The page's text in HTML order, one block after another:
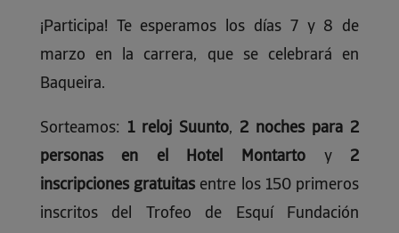
¡Participa! Te esperamos los días 7 y 8 de
marzo en la carrera,
que se celebrará en
Baqueira.
Sorteamos: 1 reloj Suunto, 2 noches para 2
personas en el Hotel Montarto y 2
inscripciones gratuitas entre los 150 primeros
inscritos del Trofeo de Esquí Fundación